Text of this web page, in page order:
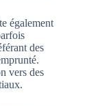
également
des
vers des